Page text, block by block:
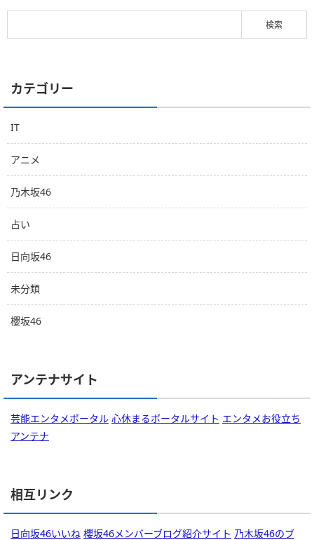
カテゴリー
IT
アニメ
乃木坂46
占い
日向坂46
未分類
櫻坂46
アンテナサイト
芸能エンタメポータル 心休まるポータルサイト エンタメお役立ち
アンテナ
相互リンク
日向坂46いいね 櫻坂46メンバーブログ紹介サイト 乃木坂46のブ